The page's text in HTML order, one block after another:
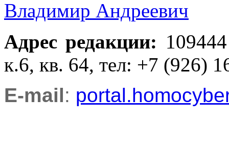
Владимир Андреевич
Адрес редакции:
к.6, кв. 64, тел: +7 (926)
E-mail: